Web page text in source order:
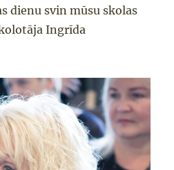
dienu svin mūsu skolas
Ingrīda